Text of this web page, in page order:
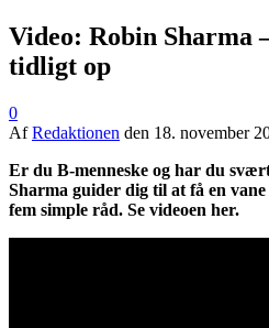
Video: Robin Sharma
tidligt op
0
AfRedaktionen den 18. november
Er du B-menneske og har du
Sharma guider dig til at få en
fem simple råd. Se videoen her.